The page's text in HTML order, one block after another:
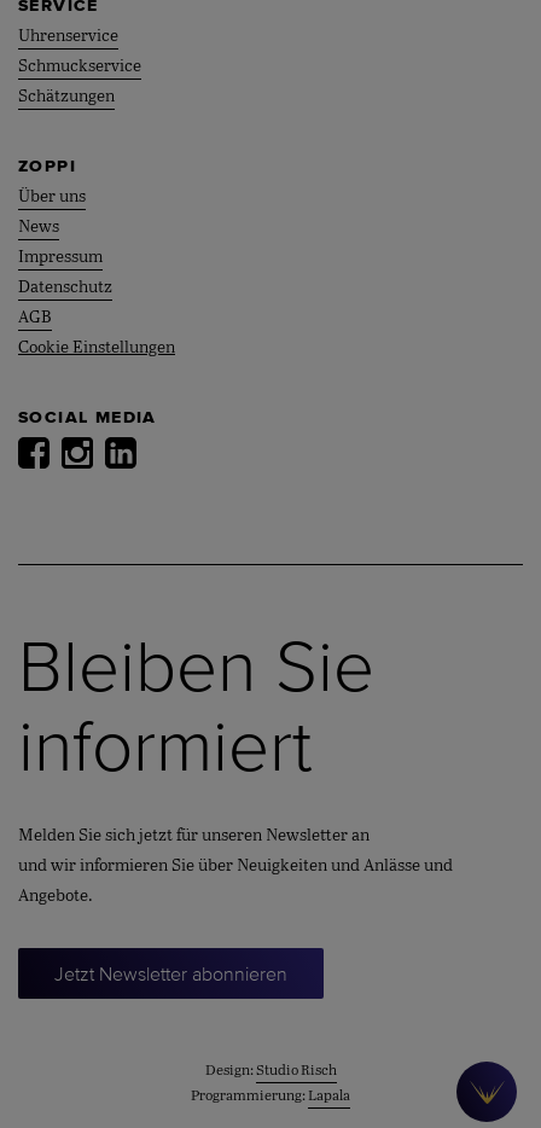
SERVICE
Uhrenservice
Schmuckservice
Schätzungen
ZOPPI
Über uns
News
Impressum
Datenschutz
AGB
Cookie Einstellungen
SOCIAL MEDIA
Bleiben Sie
informiert
Melden Sie sich jetzt für unseren Newsletter an
und wir informieren Sie über Neuigkeiten und Anlässe und
Angebote.
Jetzt Newsletter abonnieren
Design:Studio Risch
Programmierung: Lapala